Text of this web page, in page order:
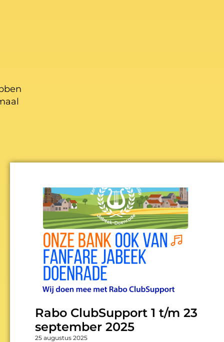
Rabo ClubSupport 1 t/m 23
september 2025
25 augustus 2025